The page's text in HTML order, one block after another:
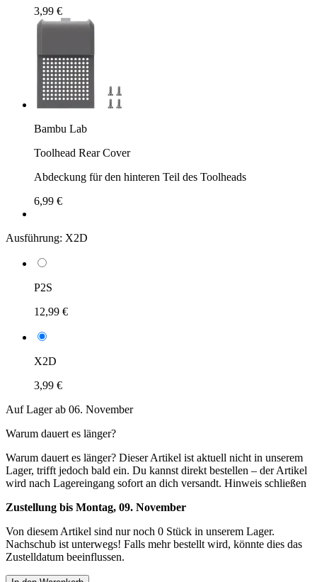
3,99 €
Bambu Lab
Toolhead Rear Cover
Abdeckung für den hinteren Teil des Toolheads
6,99 €
Ausführung: X2D
P2S
12,99 €
X2D
3,99 €
Auf Lager ab 06. November
Warum dauert es länger?
Warum dauert es länger? Dieser Artikel ist aktuell nicht in unserem
Lager, trifft jedoch bald ein. Du kannst direkt bestellen – der Artikel
wird nach Lagereingang sofort an dich versandt. Hinweis schließen
Zustellung bis Montag, 09. November
Von diesem Artikel sind nur noch 0 Stück in unserem Lager.
Nachschub ist unterwegs! Falls mehr bestellt wird, könnte dies das
Zustelldatum beeinflussen.